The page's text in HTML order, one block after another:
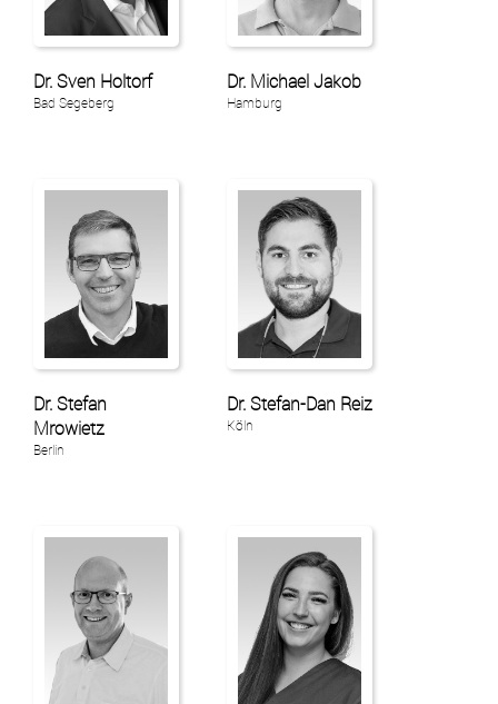
Dr. Sven Holtorf
Bad Segeberg
Dr. Michael Jakob
Hamburg
Dr. Stefan
Mrowietz
Berlin
Dr. Stefan-Dan Reiz
Köln